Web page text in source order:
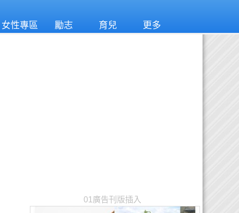
女性專區 勵志 育兒 更多
01廣告刊版插入